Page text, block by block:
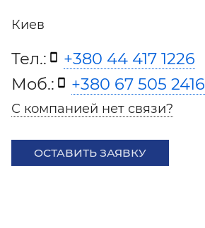
Киев
Тел.:
+380 44 417 1226
Моб.:
+380 67 505 2416
С компанией нет связи?
ОСТАВИТЬ ЗАЯВКУ